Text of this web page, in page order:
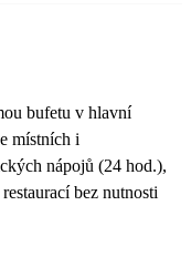
bufetu v hlavní
místních i
nápojů (24 hod.),
bez nutnosti